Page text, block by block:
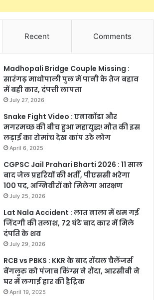
Recent Comments
Madhopali Bridge Couple Missing :
सारंगढ़ माधोपाली पुल में पानी के तेज बहाव
में बही कार, दंपत्ती लापता
July 27, 2026
Snake Fight Video : एनाकोंडा और
मगरमच्छ की बीच हुआ महायुद्ध! मौत की इस
लड़ाई का रोमांच देख कांप उठे लोग
April 6, 2025
CGPSC Jail Prahari Bharti 2026 : 11 साल
बाद जेल प्रहरियों की भर्ती, पीएससी भरेगा
100 पद, अग्निवीरों को मिलेगा आरक्षण
July 25, 2026
Lat Nala Accident : लात नाला में थम गई
जिंदगी की तलाश, 72 घंटे बाद कार में मिले
दंपति के शव
July 29, 2026
RCB vs PBKS : KKR के बाद रॉयल चैलेंजर्स
बेंगलुरु को पंजाब किंग्स ने रौंदा, आरसीबी ने
घर में लगाई हार की हैट्रिक
April 19, 2025